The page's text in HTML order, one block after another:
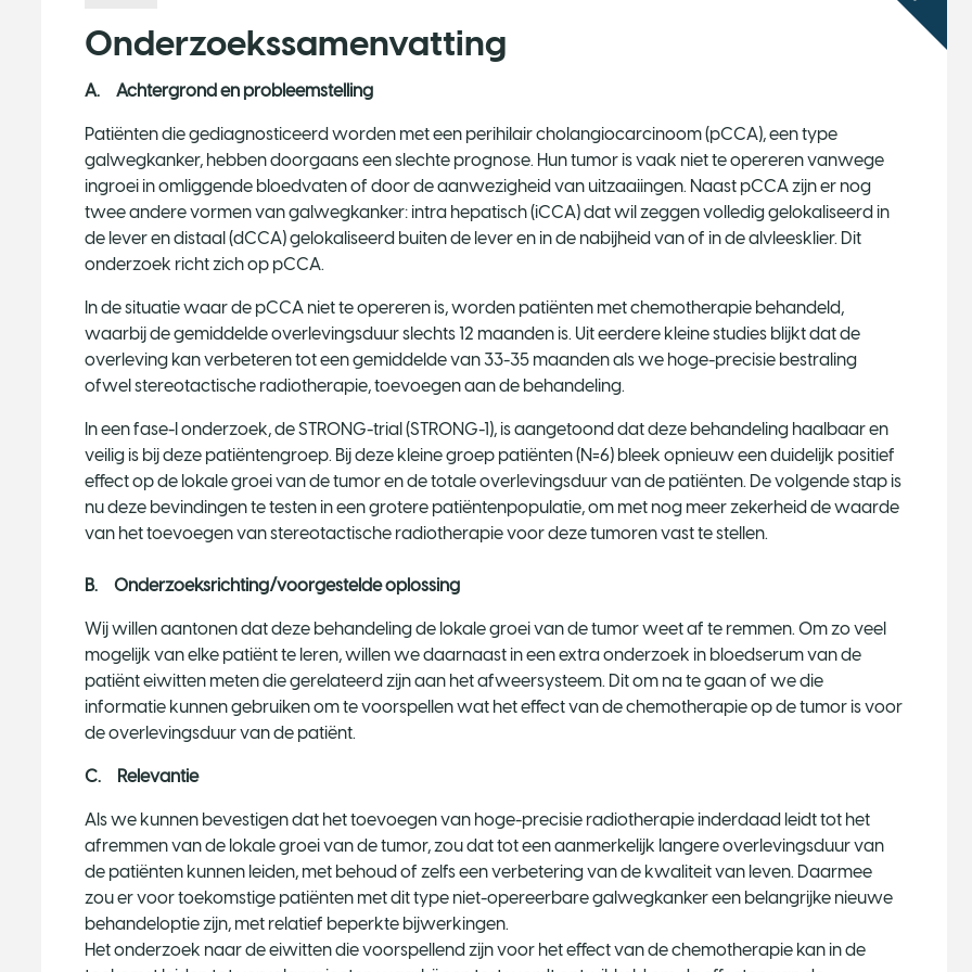
Onderzoekssamenvatting
A. Achtergrond en probleemstelling
Patiënten die gediagnosticeerd worden met een perihilair cholangiocarcinoom (pCCA), een type
galwegkanker, hebben doorgaans een slechte prognose. Hun tumor is vaak niet te opereren vanwege
ingroei in omliggende bloedvaten of door de aanwezigheid van uitzaaiingen. Naast pCCA zijn er nog
twee andere vormen van galwegkanker: intra hepatisch (iCCA) dat wil zeggen volledig gelokaliseerd in
de lever en distaal (dCCA) gelokaliseerd buiten de lever en in de nabijheid van of in de alvleesklier. Dit
onderzoek richt zich op pCCA.
In de situatie waar de pCCA niet te opereren is, worden patiënten met chemotherapie behandeld,
waarbij de gemiddelde overlevingsduur slechts 12 maanden is. Uit eerdere kleine studies blijkt dat de
overleving kan verbeteren tot een gemiddelde van 33-35 maanden als we hoge-precisie bestraling
ofwel stereotactische radiotherapie, toevoegen aan de behandeling.
In een fase-I onderzoek, de STRONG-trial (STRONG-1), is aangetoond dat deze behandeling haalbaar en
veilig is bij deze patiëntengroep. Bij deze kleine groep patiënten (N=6) bleek opnieuw een duidelijk positief
effect op de lokale groei van de tumor en de totale overlevingsduur van de patiënten. De volgende stap is
nu deze bevindingen te testen in een grotere patiëntenpopulatie, om met nog meer zekerheid de waarde
van het toevoegen van stereotactische radiotherapie voor deze tumoren vast te stellen.
B. Onderzoeksrichting/voorgestelde oplossing
Wij willen aantonen dat deze behandeling de lokale groei van de tumor weet af te remmen. Om zo veel
mogelijk van elke patiënt te leren, willen we daarnaast in een extra onderzoek in bloedserum van de
patiënt eiwitten meten die gerelateerd zijn aan het afweersysteem. Dit om na te gaan of we die
informatie kunnen gebruiken om te voorspellen wat het effect van de chemotherapie op de tumor is voor
de overlevingsduur van de patiënt.
C. Relevantie
Als we kunnen bevestigen dat het toevoegen van hoge-precisie radiotherapie inderdaad leidt tot het
afremmen van de lokale groei van de tumor, zou dat tot een aanmerkelijk langere overlevingsduur van
de patiënten kunnen leiden, met behoud of zelfs een verbetering van de kwaliteit van leven. Daarmee
zou er voor toekomstige patiënten met dit type niet-opereerbare galwegkanker een belangrijke nieuwe
behandeloptie zijn, met relatief beperkte bijwerkingen.
Het onderzoek naar de eiwitten die voorspellend zijn voor het effect van de chemotherapie kan in de